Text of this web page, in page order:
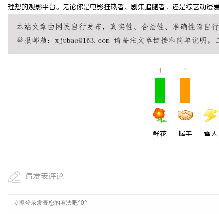
理想的观影平台。无论你是电影狂热者、剧集追随者，还是综艺动漫
1
鲜花
1
握手 雷人
请发表评论
何选择福州私家侦探：专业服务与实用指南 武汉配眼镜 上海配眼镜